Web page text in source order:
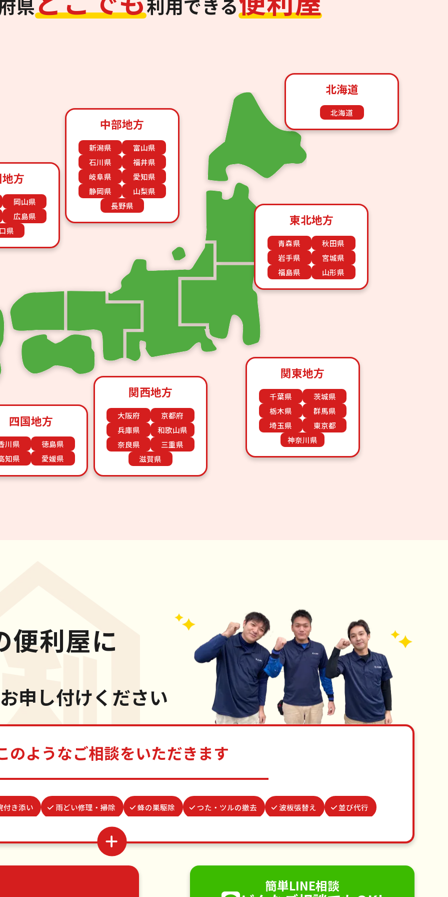
県 利用できる
北海道
北海道
東北地方
青森県
秋田県
岩手県
宮城県
福島県
山形県
関東地方
千葉県
茨城県
栃木県
群馬県
埼玉県
東京都
神奈川県
中部地方
新潟県
富山県
石川県
福井県
岐阜県
愛知県
静岡県
山梨県
長野県
関西地方
大阪府
京都府
兵庫県
和歌山県
奈良県
三重県
滋賀県
四国地方
川県
徳島県
知県
愛媛県
方
岡山県
広島県
県
便利屋に
お申し付けください
のようなご相談をいただきます
付き添い 雨どい修理・掃除 蜂の巣駆除 つた・ツルの撤去 波板張替え 並び代行
網戸張替え
場所取り代行
植木の剪定 植木の伐採
簡単LINE相談